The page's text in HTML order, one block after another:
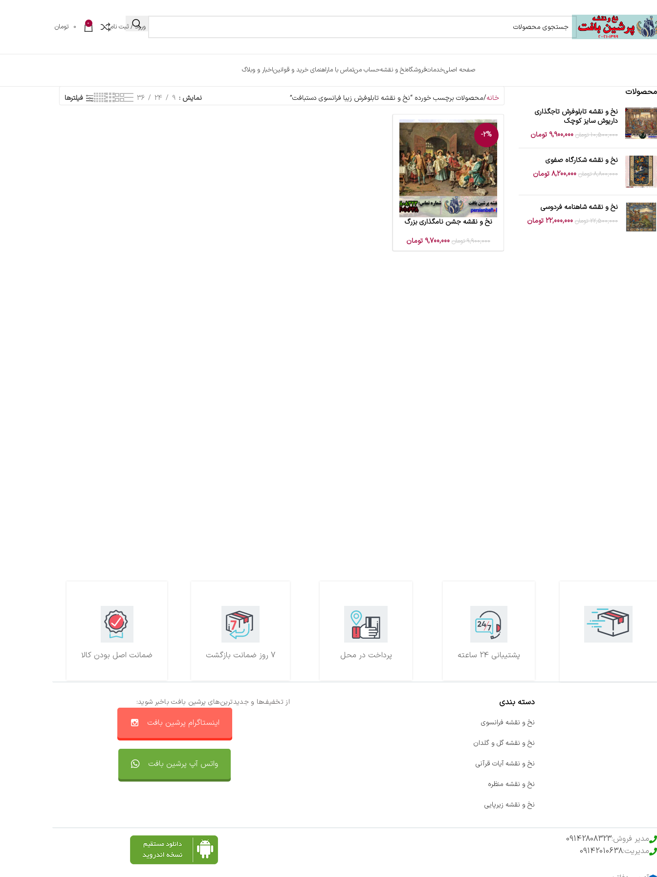
ورود / ثبت نام 0
0 تومان
صفحه اصلیخدماتفروشگاهنخ و نقشهحساب منتماس با ماراهنمای خرید و قوانیناخبار و وبلاگ
محصولات
نخ و نقشه تابلوفرش تاجگذاری
داریوش سایز کوچک
10,500,000 تومان 9,900,000 تومان
نخ و نقشه شکارگاه صفوی
8,800,000 تومان 8,200,000تومان
نخ و نقشه شاهنامه فردوسی
22,500,000 تومان 22,000,000تومان
خانه محصولات برچسب خورده “نخ و نقشه تابلوفرش زیبا فرانسوی دستبافت” نمایش 9
24
36 فیلترها
-2%
افزودن به سبد خرید
نخ و نقشه جشن نامگذاری بزرگ
9,900,000 تومان 9,700,000 تومان
ضمانت اصل بودن کالا 7 روز ضمانت بازگشت پرداخت در محل پشتیبانی 24 ساعته
از تخفیف‌ها و جدیدترین‌های پرشین بافت باخبر شوید:
اینستاگرام پرشین بافت
واتس آپ پرشین بافت
دسته بندی
نخ و نقشه فرانسوی
نخ و نقشه گل و گلدان
نخ و نقشه آیات قرآنی
نخ و نقشه منظره
نخ و نقشه زیرپایی
مدیر فروش:09142808323
مدیریت:09142010638